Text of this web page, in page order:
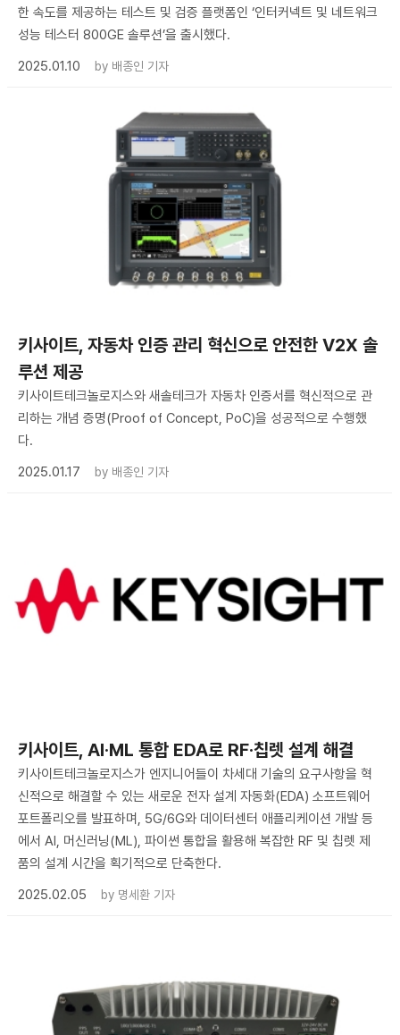
한 속도를 제공하는 테스트 및 검증 플랫폼인 ‘인터커넥트 및 네트워크
성능 테스터 800GE 솔루션’을 출시했다.
2025.01.10
by 배종인 기자
키사이트, 자동차 인증 관리 혁신으로 안전한 V2X 솔
루션 제공
키사이트테크놀로지스와 새솔테크가 자동차 인증서를 혁신적으로 관
리하는 개념 증명(Proof of Concept, PoC)을 성공적으로 수행했
다.
2025.01.17
by 배종인 기자
키사이트, AI·ML 통합 EDA로 RF·칩렛 설계 해결
키사이트테크놀로지스가 엔지니어들이 차세대 기술의 요구사항을 혁
신적으로 해결할 수 있는 새로운 전자 설계 자동화(EDA) 소프트웨어
포트폴리오를 발표하며, 5G/6G와 데이터센터 애플리케이션 개발 등
에서 AI, 머신러닝(ML), 파이썬 통합을 활용해 복잡한 RF 및 칩렛 제
품의 설계 시간을 획기적으로 단축한다.
2025.02.05
by 명세환 기자